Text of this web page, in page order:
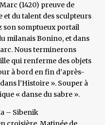
(1420) preuve de
et du talent des sculpteurs
son somptueux portail
milanais Bonino, et dans
Nous terminerons
qui renferme des objets
à bord en fin d’après-
l’Histoire ». Souper à
« danse du sabre ».
– Sibenik